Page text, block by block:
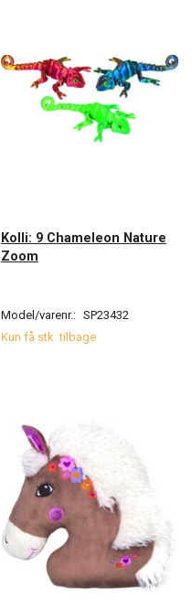
Kolli: 9 Chameleon Nature
Zoom
Model/varenr.: SP23432
Kun få stk. tilbage